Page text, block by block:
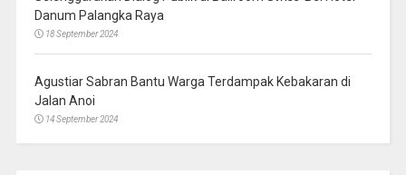
Danum Palangka Raya
18 September 2024
Agustiar Sabran Bantu Warga Terdampak Kebakaran di
Jalan Anoi
14 September 2024